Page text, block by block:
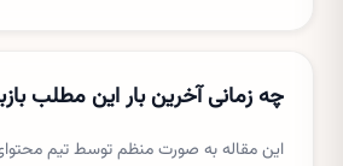
چه زمانی آخرین بار این مطلب
این مقاله به صورت منظم توسط تیم